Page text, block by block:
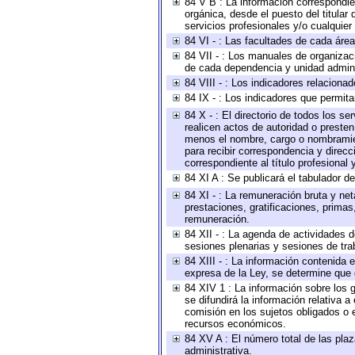
orgánica, desde el puesto del titular
servicios profesionales y/o
84 VI - : Las facultades de cada
84 VII - : Los manuales de
de cada dependencia y unidad
84 VIII - : Los indicadores
84 IX - : Los indicadores que
84 X - : El directorio de todos los
realicen actos de autoridad o
menos el nombre, cargo o
para recibir correspondencia y
correspondiente al título profesional
84 XI A : Se publicará el tabulador
84 XI - : La remuneración bruta y
prestaciones, gratificaciones,
remuneración.
84 XII - : La agenda de actividades
sesiones plenarias y sesiones de
84 XIII - : La información contenida
expresa de la Ley, se determine
84 XIV 1 : La información sobre los
se difundirá la información relativa
comisión en los sujetos obligados o
recursos económicos.
84 XV A : El número total de las
administrativa.